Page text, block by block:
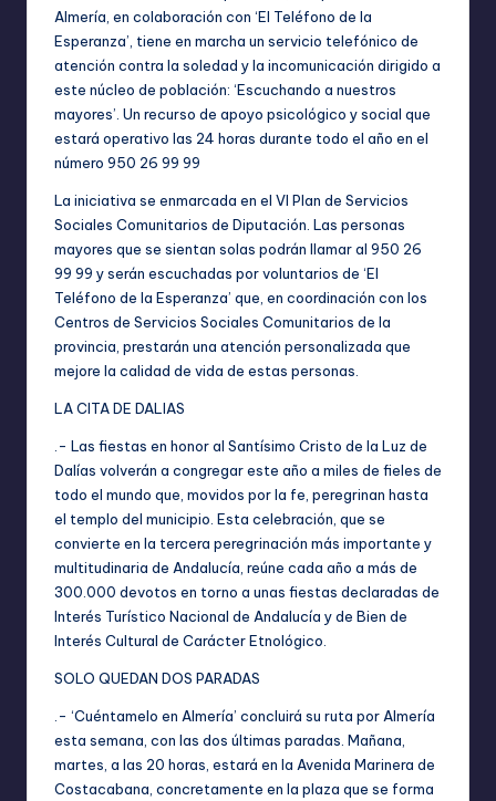
Almería, en colaboración con ‘El Teléfono de la
Esperanza’, tiene en marcha un servicio telefónico de
atención contra la soledad y la incomunicación dirigido a
este núcleo de población: ‘Escuchando a nuestros
mayores’. Un recurso de apoyo psicológico y social que
estará operativo las 24 horas durante todo el año en el
número 950 26 99 99
La iniciativa se enmarcada en el VI Plan de Servicios
Sociales Comunitarios de Diputación. Las personas
mayores que se sientan solas podrán llamar al 950 26
99 99 y serán escuchadas por voluntarios de ‘El
Teléfono de la Esperanza’ que, en coordinación con los
Centros de Servicios Sociales Comunitarios de la
provincia, prestarán una atención personalizada que
mejore la calidad de vida de estas personas.
LA CITA DE DALIAS
.- Las fiestas en honor al Santísimo Cristo de la Luz de
Dalías volverán a congregar este año a miles de fieles de
todo el mundo que, movidos por la fe, peregrinan hasta
el templo del municipio. Esta celebración, que se
convierte en la tercera peregrinación más importante y
multitudinaria de Andalucía, reúne cada año a más de
300.000 devotos en torno a unas fiestas declaradas de
Interés Turístico Nacional de Andalucía y de Bien de
Interés Cultural de Carácter Etnológico.
SOLO QUEDAN DOS PARADAS
.- ‘Cuéntamelo en Almería’ concluirá su ruta por Almería
esta semana, con las dos últimas paradas. Mañana,
martes, a las 20 horas, estará en la Avenida Marinera de
Costacabana, concretamente en la plaza que se forma